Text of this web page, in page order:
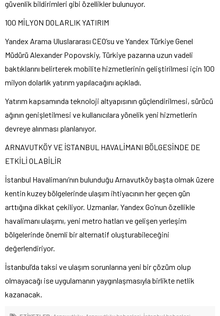
güvenlik bildirimleri gibi özellikler bulunuyor.
100 MİLYON DOLARLIK YATIRIM
Yandex Arama Uluslararası CEO’su ve Yandex Türkiye Genel
Müdürü Alexander Popovskiy, Türkiye pazarına uzun vadeli
baktıklarını belirterek mobilite hizmetlerinin geliştirilmesi için 100
milyon dolarlık yatırım yapılacağını açıkladı.
Yatırım kapsamında teknoloji altyapısının güçlendirilmesi, sürücü
ağının genişletilmesi ve kullanıcılara yönelik yeni hizmetlerin
devreye alınması planlanıyor.
ARNAVUTKÖY VE İSTANBUL HAVALİMANI BÖLGESİNDE DE
ETKİLİ OLABİLİR
İstanbul Havalimanı’nın bulunduğu Arnavutköy başta olmak üzere
kentin kuzey bölgelerinde ulaşım ihtiyacının her geçen gün
arttığına dikkat çekiliyor. Uzmanlar, Yandex Go’nun özellikle
havalimanı ulaşımı, yeni metro hatları ve gelişen yerleşim
bölgelerinde önemli bir alternatif oluşturabileceğini
değerlendiriyor.
İstanbul’da taksi ve ulaşım sorunlarına yeni bir çözüm olup
olmayacağı ise uygulamanın yaygınlaşmasıyla birlikte netlik
kazanacak.